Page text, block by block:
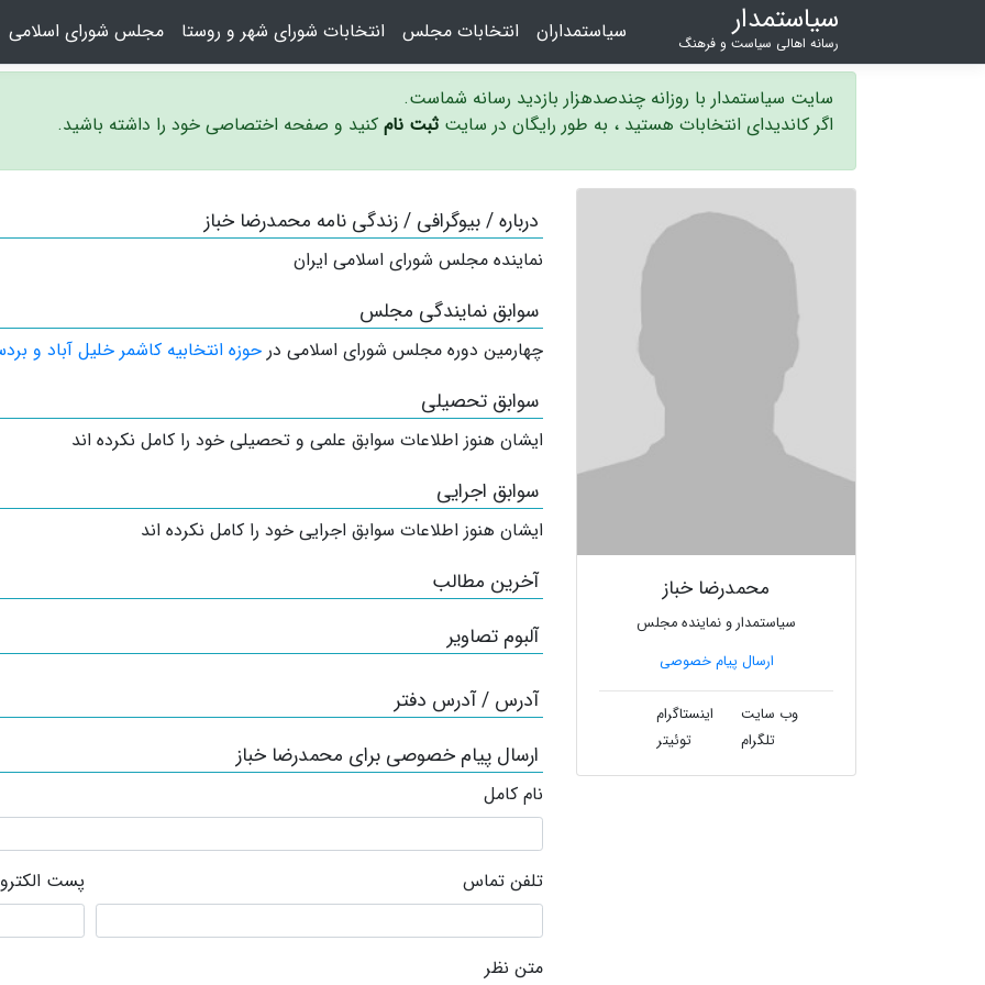
سیاستمدار
رسانه اهالی سیاست و فرهنگ سیاستمداران انتخابات مجلس انتخابات شورای شهر و روستا مجلس شورای اسلامی
سایت سیاستمدار با روزانه چندصدهزار بازدید رسانه شماست.
اگر کاندیدای انتخابات هستید ، به طور رایگان در سایت ثبت نام کنید و صفحه اختصاصی خود را داشته باشید.
محمدرضا خباز
سیاستمدار و نماینده مجلس
ارسال پیام خصوصی
وب سایت
اینستاگرام
تلگرام
توئیتر
درباره / بیوگرافی / زندگی نامه محمدرضا خباز
نماینده مجلس شورای اسلامی ایران
سوابق نمایندگی مجلس
چهارمین دوره مجلس شورای اسلامی در حوزه انتخابیه کاشمر خلیل آباد و
سوابق تحصیلی
ایشان هنوز اطلاعات سوابق علمی و تحصیلی خود را کامل نکرده اند
سوابق اجرایی
ایشان هنوز اطلاعات سوابق اجرایی خود را کامل نکرده اند
آخرین مطالب
آلبوم تصاویر
آدرس / آدرس دفتر
ارسال پیام خصوصی برای محمدرضا خباز
نام کامل
تلفن تماس پست
متن نظر